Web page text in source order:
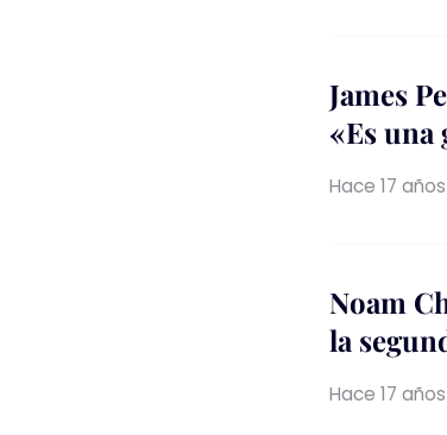
James
«Es una
Hace 17 años
Noam
la
Hace 17 años